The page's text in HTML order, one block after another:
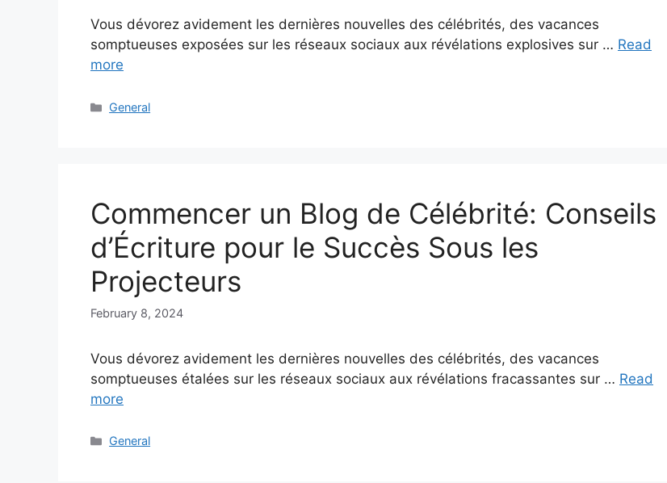
Vous dévorez avidement les dernières nouvelles des célébrités, des vacances
somptueuses exposées sur les réseaux sociaux aux révélations explosives sur … Read
more
Categories
General
Commencer un Blog de Célébrité: Conseils
d’Écriture pour le Succès Sous les
Projecteurs
February 8, 2024
Vous dévorez avidement les dernières nouvelles des célébrités, des vacances
somptueuses étalées sur les réseaux sociaux aux révélations fracassantes sur … Read
more
Categories
General